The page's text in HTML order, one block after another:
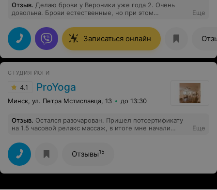
Отзыв. Делаю брови у Вероники уже года 2. Очень
довольна. Брови естественные, но при этом
Еще
Записаться онлайн
СТУДИЯ ЙОГИ
4.1 ProYoga
Минск, ул. Петра Мстиславца, 13 до 13:30
Отзыв. Остался разочарован. Пришел потсертификату
на 1.5 часовой релакс массаж, в итоге мне начали
дороже. На мои попытки обратить внимание что мне
нужен именно массаж, именно суставы и мышцы,
меня несколько раз настойчиво одергивали словами:
"полтора часа неуместно", или "Вам нужно именно
это". В результате 50 минут поглаживаний плеч. Ушел в
Еще
Отзывы15